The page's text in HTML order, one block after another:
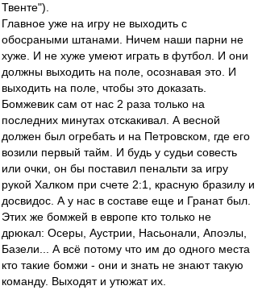
Твенте").
Главное уже на игру не выходить с
обосраными штанами. Ничем наши парни не
хуже. И не хуже умеют играть в футбол. И они
должны выходить на поле, осознавая это. И
выходить на поле, чтобы это доказать.
Бомжевик сам от нас 2 раза только на
последних минутах отскакивал. А весной
должен был огребать и на Петровском, где его
возили первый тайм. И будь у судьи совесть
или очки, он бы поставил пенальти за игру
рукой Халком при счете 2:1, красную бразилу и
досвидос. А у нас в составе еще и Гранат был.
Этих же бомжей в европе кто только не
дрюкал: Осеры, Аустрии, Насьонали, Апоэлы,
Базели... А всё потому что им до одного места
кто такие бомжи - они и знать не знают такую
команду. Выходят и утюжат их.